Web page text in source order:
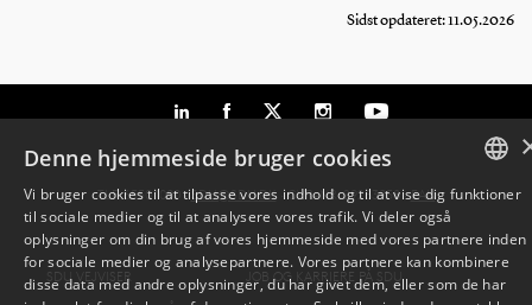
Sidst opdateret: 11.05.2026
TLF: 6550 1000 ·SDU@SDU.DK· CVR-NR: 29283958 ·EAN
SDU VEJVISER
JOB OG KARRIERE PÅ SDU
ENGLISH
Denne hjemmeside bruger cookies
Vi bruger cookies til at tilpasse vores indhold og til at vise dig funktioner
til sociale medier og til at analysere vores trafik. Vi deler også
oplysninger om din brug af vores hjemmeside med vores partnere inden
for sociale medier og analysepartnere. Vores partnere kan kombinere
disse data med andre oplysninger, du har givet dem, eller som de har